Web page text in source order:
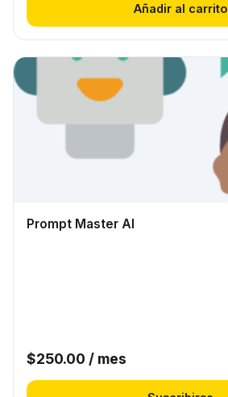
Añadir al carrito
Prompt Master AI
$250.00 / mes